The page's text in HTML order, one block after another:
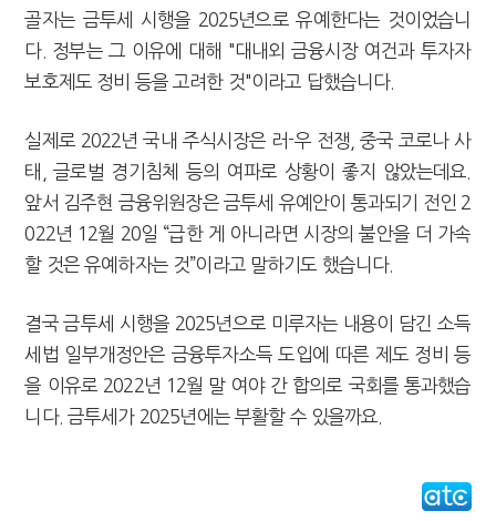
골자는 금투세 시행을 2025년으로 유예한다는 것이었습니
다. 정부는 그 이유에 대해 "대내외 금융시장 여건과 투자자
보호제도 정비 등을 고려한 것"이라고 답했습니다.
실제로 2022년 국내 주식시장은 러-우 전쟁, 중국 코로나 사
태, 글로벌 경기침체 등의 여파로 상황이 좋지 않았는데요.
앞서 김주현 금융위원장은 금투세 유예안이 통과되기 전인 2
022년 12월 20일 “급한 게 아니라면 시장의 불안을 더 가속
할 것은 유예하자는 것”이라고 말하기도 했습니다.
결국 금투세 시행을 2025년으로 미루자는 내용이 담긴 소득
세법 일부개정안은 금융투자소득 도입에 따른 제도 정비 등
을 이유로 2022년 12월 말 여야 간 합의로 국회를 통과했습
니다. 금투세가 2025년에는 부활할 수 있을까요.